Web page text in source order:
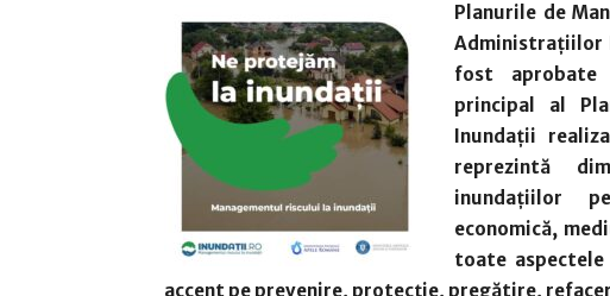
Planurile de
Administraţiilor
fost aprobate
principal al
Inundaţii
reprezintă
inundațiilor
economică,
toate
accent pe prevenire, protecție, pregătire,